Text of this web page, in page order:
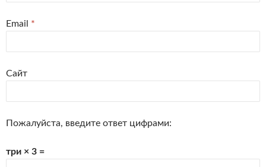
Email *
Сайт
Пожалуйста, введите ответ цифрами:
три × 3 =